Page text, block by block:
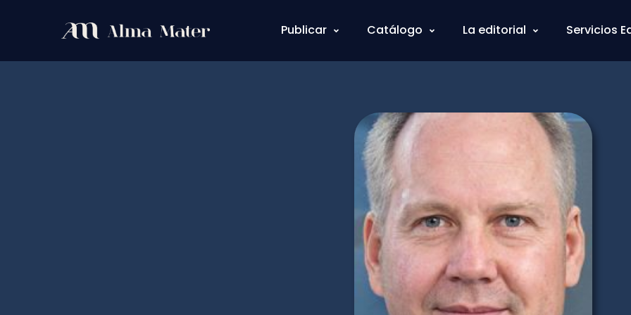
Publicar Catálogo La editorial Servicios